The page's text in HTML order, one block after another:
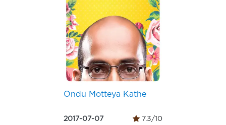
Ondu Motteya Kathe
2017-07-07 7.3/10